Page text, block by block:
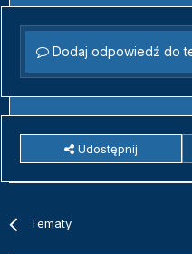
Dodaj odpowiedź do
Udostępnij
Tematy